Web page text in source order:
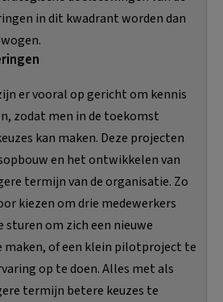
in dit kwadrant worden dan
er vooral op gericht om kennis
zodat men in de toekomst
kan maken. Deze projecten
en het ontwikkelen van
termijn van de organisatie. Zo
kiezen om drie medewerkers
sturen om zich een nieuwe
maken, of een klein pilotproject te
op te doen. Alles met als
termijn betere keuzes te